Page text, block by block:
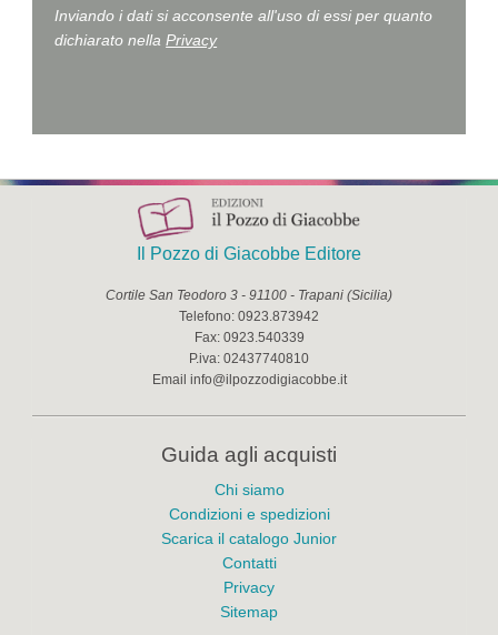
Inviando i dati si acconsente all'uso di essi per quanto
dichiarato nellaPrivacy
Il Pozzo di Giacobbe Editore
Cortile San Teodoro 3 - 91100 - Trapani (Sicilia)
Telefono: 0923.873942
Fax: 0923.540339
P.iva: 02437740810
Email info@ilpozzodigiacobbe.it
Guida agli acquisti
Chi siamo
Condizioni e spedizioni
Scarica il catalogo Junior
Contatti
Privacy
Sitemap